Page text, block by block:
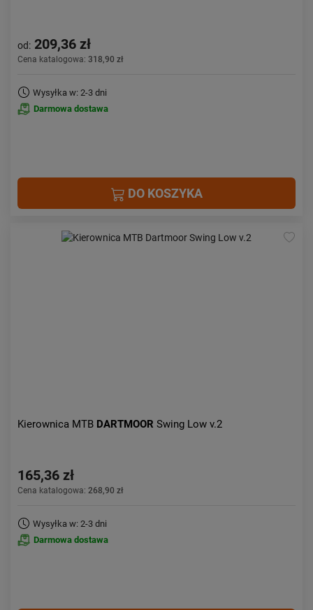
od: 209,36 zł
Cena katalogowa: 318,90 zł
Wysyłka w: 2-3 dni
Darmowa dostawa
DO KOSZYKA
Kierownica MTB DARTMOOR Swing Low v.2
165,36 zł
Cena katalogowa: 268,90 zł
Wysyłka w: 2-3 dni
Darmowa dostawa